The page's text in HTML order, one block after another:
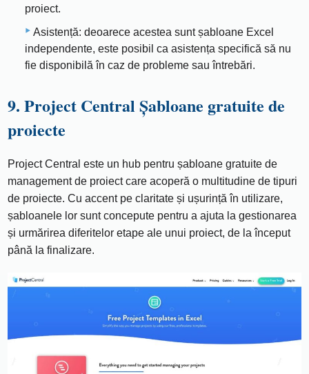
proiect.
Asistență: deoarece acestea sunt șabloane Excel
independente, este posibil ca asistența specifică să nu
fie disponibilă în caz de probleme sau întrebări.
9. Project Central Șabloane gratuite de
proiecte
Project Central este un hub pentru șabloane gratuite de
management de proiect care acoperă o multitudine de tipuri
de proiecte. Cu accent pe claritate și ușurință în utilizare,
șabloanele lor sunt concepute pentru a ajuta la gestionarea
și urmărirea diferitelor etape ale unui proiect, de la început
până la finalizare.